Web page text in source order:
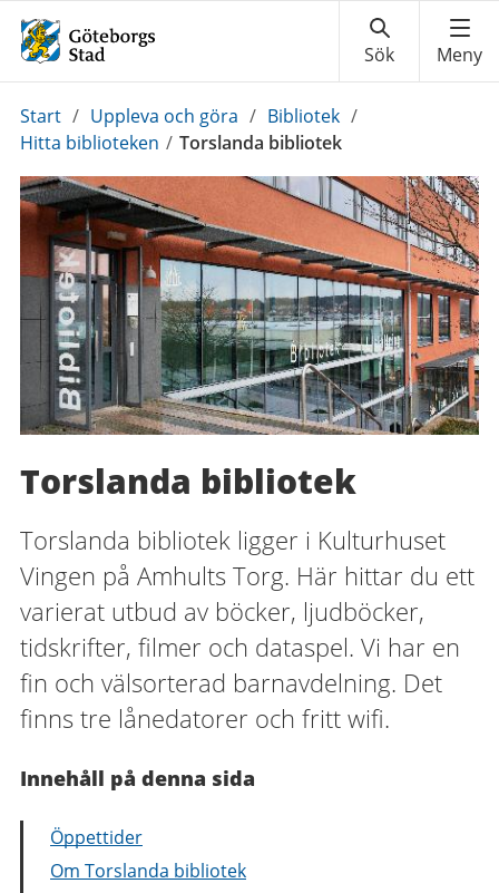
Du
är
Start / Uppleva och göra / Bibliotek /
Hitta biblioteken / Torslanda bibliotek
Torslanda bibliotek
Torslanda bibliotek ligger i Kulturhuset
Vingen på Amhults Torg. Här hittar du ett
varierat utbud av böcker, ljudböcker,
tidskrifter, filmer och dataspel. Vi har en
fin och välsorterad barnavdelning. Det
finns tre lånedatorer och fritt wifi.
Innehåll på denna sida
Öppettider
Om Torslanda bibliotek